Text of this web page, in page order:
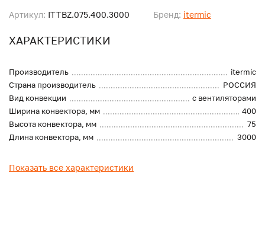
Артикул: ITTBZ.075.400.3000 Бренд: itermic
ХАРАКТЕРИСТИКИ
Производитель
itermic
Страна производитель
РОССИЯ
Вид конвекции
с вентиляторами
Ширина конвектора, мм
400
Высота конвектора, мм
75
Длина конвектора, мм
3000
Показать все характеристики